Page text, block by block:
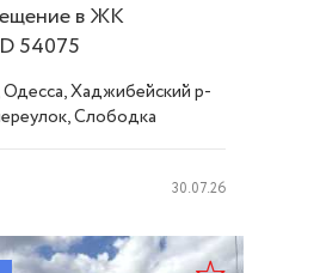
в ЖК
54075
Хаджибейский р-
Слободка
30.07.26